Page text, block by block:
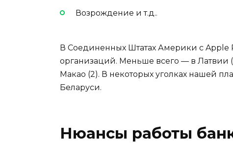
Возрождение и т.д..
В Соединенных Штатах Америки с Apple
организаций. Меньше всего — в Латвии
Макао (2). В некоторых уголках нашей
Беларуси.
Нюансы работы